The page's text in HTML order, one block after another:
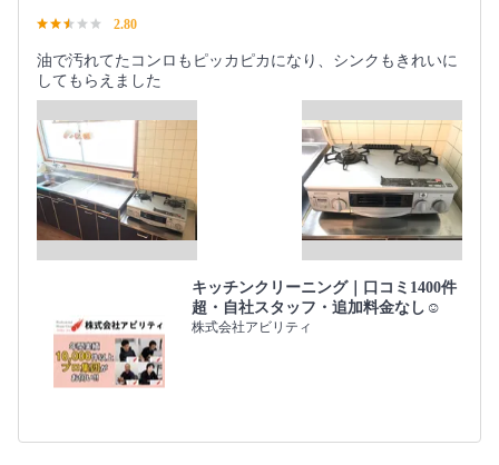
2.80
油で汚れてたコンロもピッカピカになり、シンクもきれいに
してもらえました
キッチンクリーニング｜口コミ1400件
超・自社スタッフ・追加料金なし☺️
株式会社アビリティ